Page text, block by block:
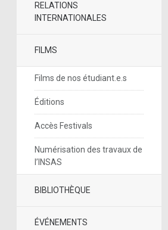
RELATIONS
INTERNATIONALES
FILMS
Films de nos étudiant.e.s
Éditions
Accès Festivals
Numérisation des travaux de
l’INSAS
BIBLIOTHÈQUE
ÉVÉNEMENTS